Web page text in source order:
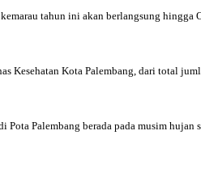
tahun ini akan berlangsung hingga
Kesehatan Kota Palembang, dari total
Pota Palembang berada pada musim